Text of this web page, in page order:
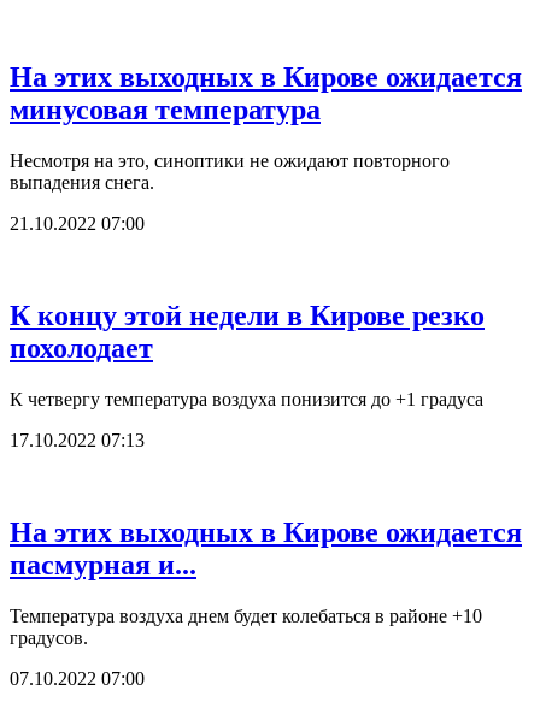
На этих выходных в Кирове ожидается
минусовая температура
Несмотря на это, синоптики не ожидают повторного
выпадения снега.
21.10.2022 07:00
К концу этой недели в Кирове резко
похолодает
К четвергу температура воздуха понизится до +1 градуса
17.10.2022 07:13
На этих выходных в Кирове ожидается
пасмурная и...
Температура воздуха днем будет колебаться в районе +10
градусов.
07.10.2022 07:00